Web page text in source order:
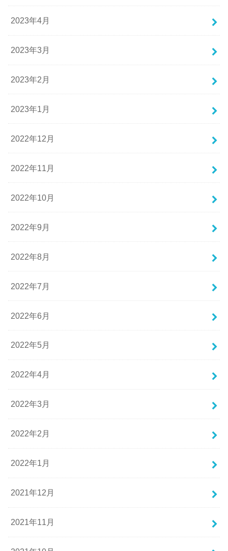
2023年4月
2023年3月
2023年2月
2023年1月
2022年12月
2022年11月
2022年10月
2022年9月
2022年8月
2022年7月
2022年6月
2022年5月
2022年4月
2022年3月
2022年2月
2022年1月
2021年12月
2021年11月